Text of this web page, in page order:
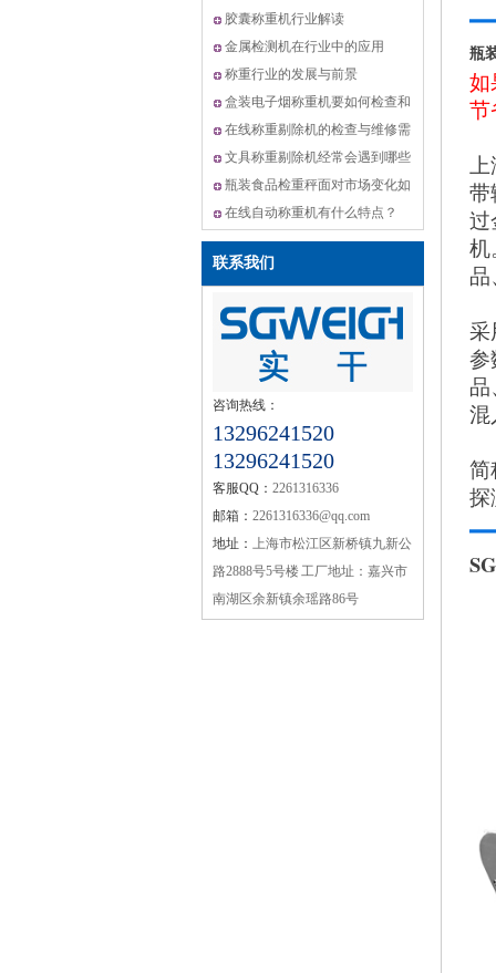
胶囊称重机行业解读
金属检测机在行业中的应用
称重行业的发展与前景
盒装电子烟称重机要如何检查和
维修？
在线称重剔除机的检查与维修需
要怎么做？
文具称重剔除机经常会遇到哪些
问题？
瓶装食品检重秤面对市场变化如
何升级？
在线自动称重机有什么特点？
联系我们
咨询热线：
13296241520
13296241520
客服QQ： 2261316336
邮箱： 2261316336@qq.com
地址： 上海市松江区新桥镇九新公
路2888号5号楼 工厂地址：嘉兴市
南湖区余新镇余瑶路86号
瓶
如
节
上
带
过
机
采
参
混
简
探